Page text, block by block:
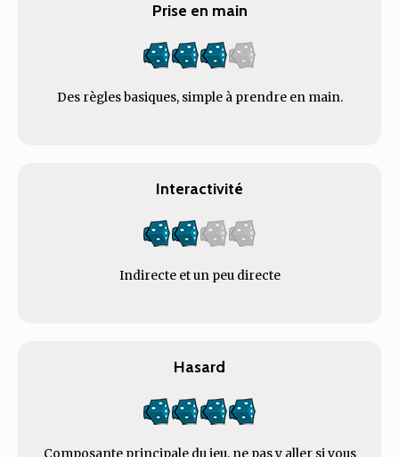
Prise en main
Des règles basiques, simple à prendre en main.
Interactivité
Indirecte et un peu directe
Hasard
Composante principale du jeu, ne pas y aller si vous